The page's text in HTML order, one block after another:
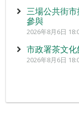
三場公共街
參與
2026年8月6日
市政署茶文
2026年8月6日